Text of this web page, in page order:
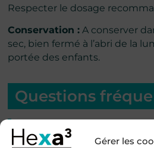
Gérer les
Respecter le dosage
Conservation : A conserver
sec, bien fermé à l’abri de la
portée des enfants.
Questions
Quelle est la